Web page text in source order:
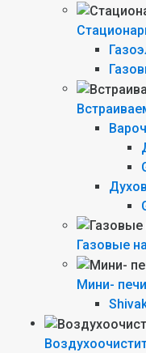
Газовые
Мини- печи